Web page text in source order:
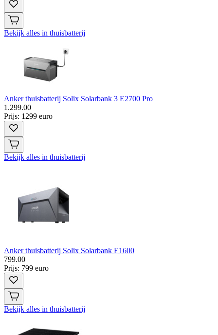
Bekijk alles in thuisbatterij
Anker thuisbatterij Solix Solarbank 3 E2700 Pro
1 .299.00
Prijs: 1299 euro
Bekijk alles in thuisbatterij
Anker thuisbatterij Solix Solarbank E1600
799.00
Prijs: 799 euro
Bekijk alles in thuisbatterij